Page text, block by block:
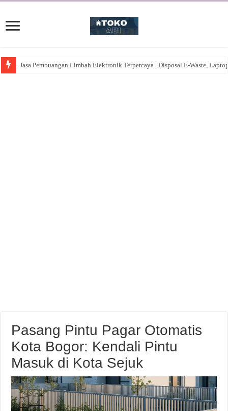
Jasa Pembuangan Limbah Elektronik Terpercaya | Disposal E-Waste,
Pasang Pintu Pagar Otomatis
Kota Bogor: Kendali Pintu
Masuk di Kota Sejuk